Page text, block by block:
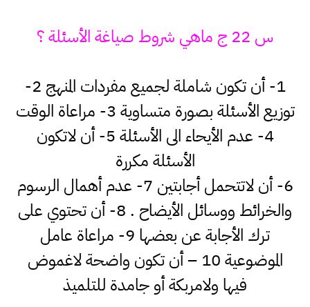
س 22 ج ماهي شروط صياغة الأسئلة ؟
1- أن تكون شاملة لجميع مفردات المنهج 2-
توزيع الأسئلة بصورة متساوية 3- مراعاة الوقت
4- عدم الأيحاء الى الأسئلة 5- أن لاتكون
الأسئلة مكررة
6- أن لاتتحمل أجابتين 7- عدم أهمال الرسوم
والخرائط ووسائل الأيضاح . 8- أن تحتوي على
ترك الأجابة عن بعضها 9- مراعاة عامل
الموضوعية 10 – أن تكون واضحة لاغموض
فيها ولامربكة أو جامدة للتلميذ